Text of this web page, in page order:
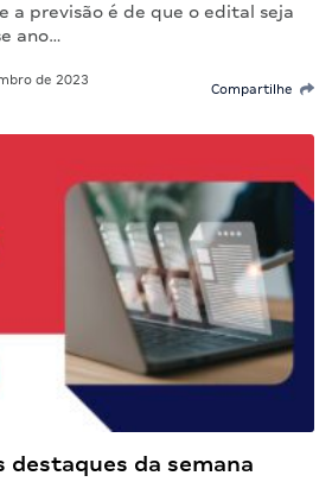
a previsão é de que o edital seja
ano…
de 2023
Compartilhe
destaques da semana